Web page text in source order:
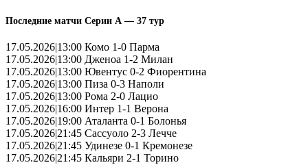
Последние матчи Серии А — 37 тур
17.05.2026|13:00 Комо 1-0 Парма
17.05.2026|13:00 Дженоа 1-2 Милан
17.05.2026|13:00 Ювентус 0-2 Фиорентина
17.05.2026|13:00 Пиза 0-3 Наполи
17.05.2026|13:00 Рома 2-0 Лацио
17.05.2026|16:00 Интер 1-1 Верона
17.05.2026|19:00 Аталанта 0-1 Болонья
17.05.2026|21:45 Сассуоло 2-3 Лечче
17.05.2026|21:45 Удинезе 0-1 Кремонезе
17.05.2026|21:45 Кальяри 2-1 Торино